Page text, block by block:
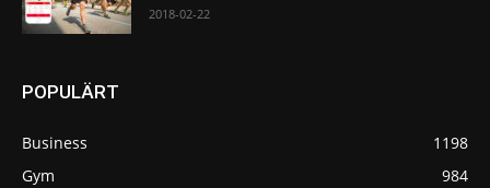
2018-02-22
POPULÄRT
Business
1198
Gym
984